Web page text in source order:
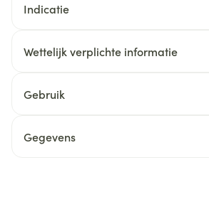
Indicatie
Wettelijk verplichte informatie
Gebruik
Gegevens